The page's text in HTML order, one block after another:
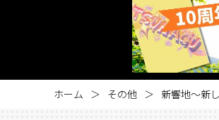
ホーム その他 新響地～新